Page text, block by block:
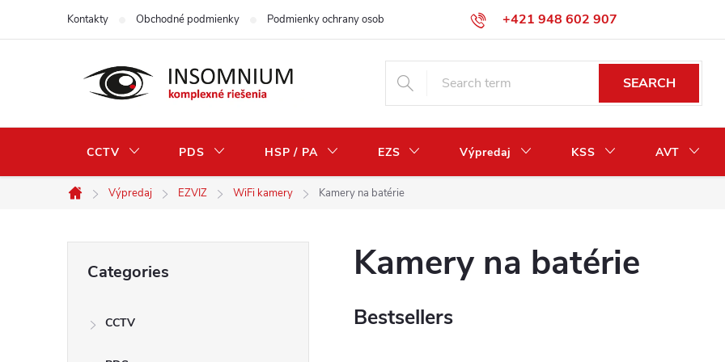
+421 948 602 907
Kontakty Obchodné podmienky Podmienky ochrany osobných údajov Odstúpenie od zmluvy / vrátenie peňazí
SEARCH
CCTV PDS HSP / PA EZS Výpredaj KSS AVT
Home
Výpredaj EZVIZ WiFi kamery Kamery na batérie
categories
Categories
CCTV
Kamery na batérie
Bestsellers